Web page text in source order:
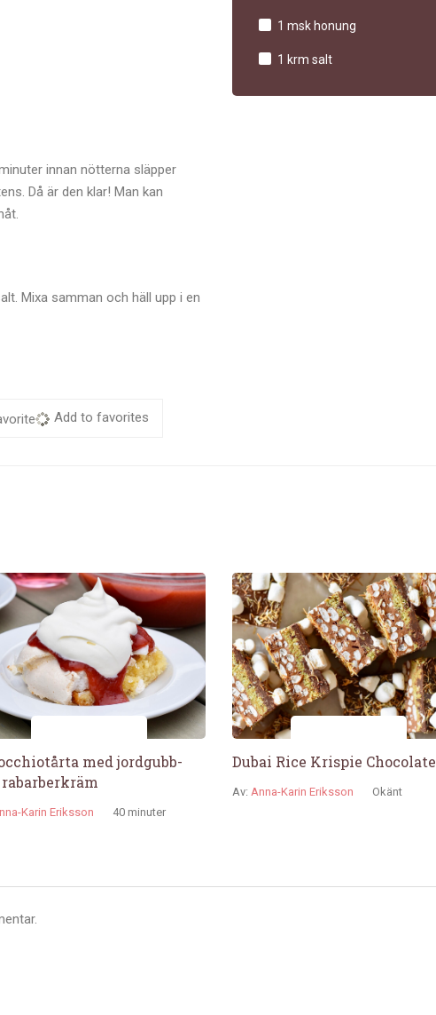
innan nötterna släpper
Då är den klar! Man kan
Mixa samman och häll upp i en
Add to favorites
1 msk honung
1 krm salt
med jordgubb-
Karin Eriksson 40 minuter
Dubai Rice Krispie Chocolate
Av: Anna-Karin Eriksson Okänt